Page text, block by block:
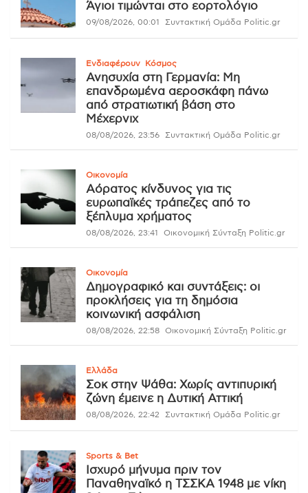
Άγιοι τιμώνται στο εορτολόγιο
09/08/2026, 00:01 Συντακτική Ομάδα Politic.gr
Ενδιαφέρουν Κόσμος
Ανησυχία στη Γερμανία: Μη
επανδρωμένα αεροσκάφη πάνω
από στρατιωτική βάση στο
Μέχερνιχ
08/08/2026, 23:56 Συντακτική Ομάδα Politic.gr
Οικονομία
Αόρατος κίνδυνος για τις
ευρωπαϊκές τράπεζες από το
ξέπλυμα χρήματος
08/08/2026, 23:41 Οικονομική Σύνταξη Politic.gr
Οικονομία
Δημογραφικό και συντάξεις: οι
προκλήσεις για τη δημόσια
κοινωνική ασφάλιση
08/08/2026, 22:58 Οικονομική Σύνταξη Politic.gr
Ελλάδα
Σοκ στην Ψάθα: Χωρίς αντιπυρική
ζώνη έμεινε η Δυτική Αττική
08/08/2026, 22:42 Συντακτική Ομάδα Politic.gr
Sports & Bet
Ισχυρό μήνυμα πριν τον
Παναθηναϊκό η ΤΣΣΚΑ 1948 με νίκη